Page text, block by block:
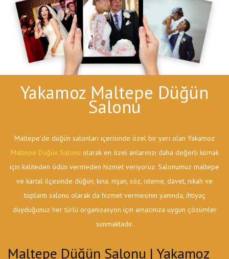
Yakamoz Maltepe Düğün
Salonu
Maltepe'de düğün salonları içerisinde özel bir yeri olan Yakamoz
Maltepe Düğün Salonu olarak en özel anlarınızı daha değerli kılmak
için kaliteden ödün vermeden hizmet veriyoruz. Salonumuz maltepe
ve kartal ilçesinde düğün, kına, nişan, söz, isteme, davet, nikah ve
toplantı salonu olarak da hizmet vermesinin yanında, ihtiyaç
duyduğunuz her türlü organizasyon için amacınıza uygun çözümler
sunmaktadır.
Maltepe Düğün Salonu | Yakamoz